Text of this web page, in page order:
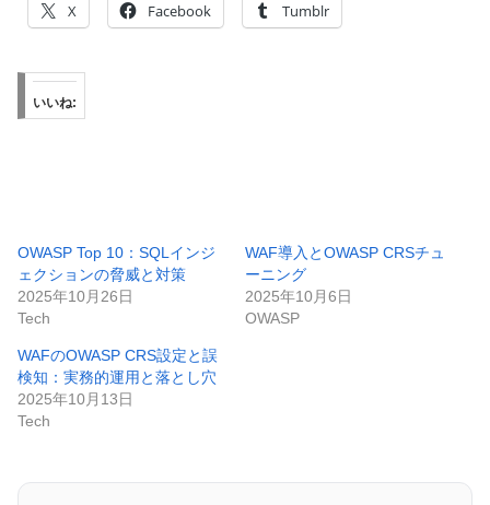
X Facebook Tumblr
いいね:
OWASP Top 10：SQLインジ
ェクションの脅威と対策
2025年10月26日
Tech
WAF導入とOWASP CRSチュ
ーニング
2025年10月6日
OWASP
WAFのOWASP CRS設定と誤
検知：実務的運用と落とし穴
2025年10月13日
Tech